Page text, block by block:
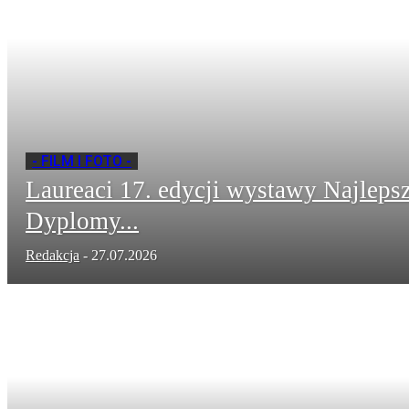
- FILM I FOTO -
Laureaci 17. edycji wystawy
Dyplomy...
Redakcja - 27.07.2026